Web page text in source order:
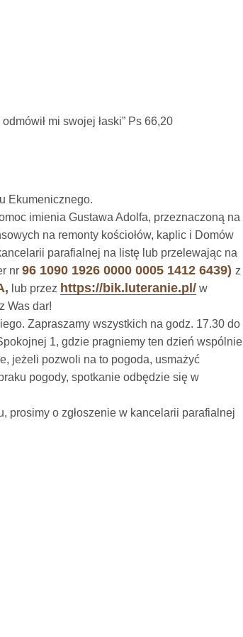
mi swojej łaski” Ps 66,20
Ekumenicznego.
imienia Gustawa Adolfa, przeznaczoną na
na remonty kościołów, kaplic i Domów
parafialnej na listę lub przelewając na
nr 96 1090 1926 0000 0005 1412 6439) z
lub przez https://bik.luteranie.pl/ w
Was dar!
Zapraszamy wszystkich na godz. 17.30 do
1, gdzie pragniemy ten dzień wspólnie
jeżeli pozwoli na to pogoda, usmażyć
pogody, spotkanie odbędzie się w
prosimy o zgłoszenie w kancelarii parafialnej